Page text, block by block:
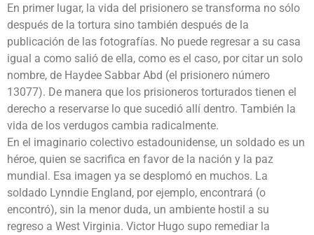
En primer lugar, la vida del prisionero se transforma no sólo
después de la tortura sino también después de la
publicación de las fotografías. No puede regresar a su casa
igual a como salió de ella, como es el caso, por citar un solo
nombre, de Haydee Sabbar Abd (el prisionero número
13077). De manera que los prisioneros torturados tienen el
derecho a reservarse lo que sucedió allí dentro. También la
vida de los verdugos cambia radicalmente.
En el imaginario colectivo estadounidense, un soldado es un
héroe, quien se sacrifica en favor de la nación y la paz
mundial. Esa imagen ya se desplomó en muchos. La
soldado Lynndie England, por ejemplo, encontrará (o
encontró), sin la menor duda, un ambiente hostil a su
regreso a West Virginia. Victor Hugo supo remediar la